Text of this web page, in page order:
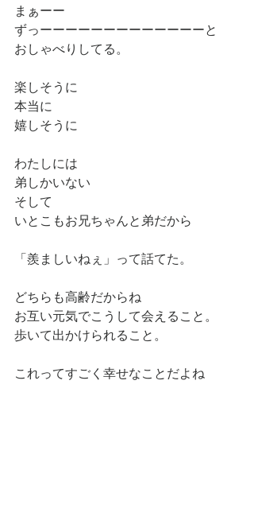
まぁーー
ずっーーーーーーーーーーーーーと
おしゃべりしてる。
楽しそうに
本当に
嬉しそうに
わたしには
弟しかいない
そして
いとこもお兄ちゃんと弟だから
「羨ましいねぇ」って話てた。
どちらも高齢だからね
お互い元気でこうして会えること。
歩いて出かけられること。
これってすごく幸せなことだよね